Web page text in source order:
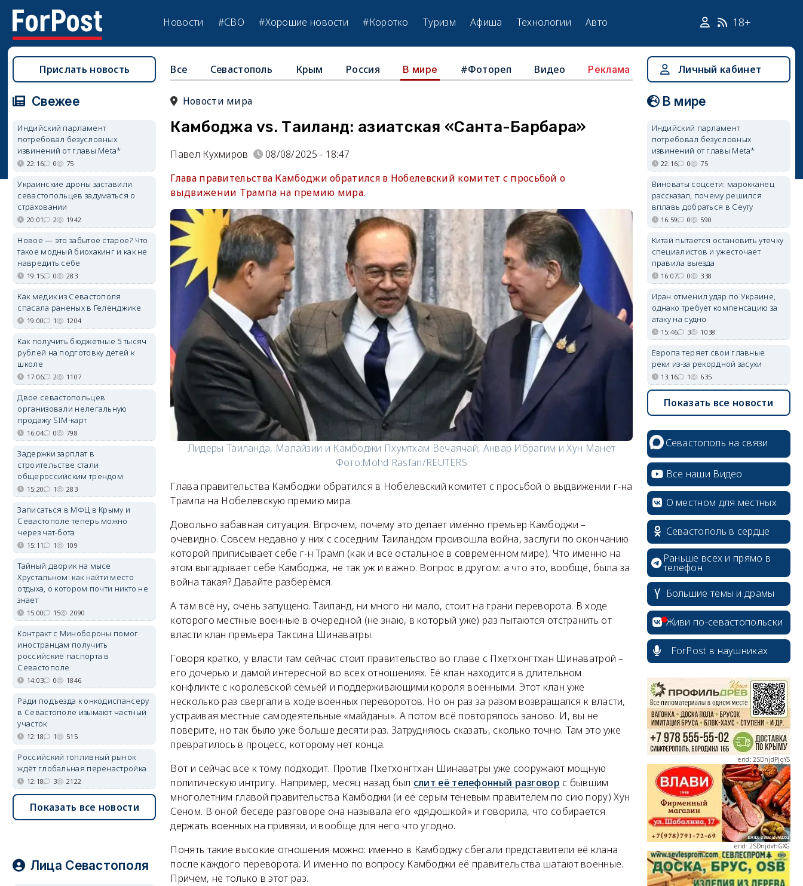
Новости #СВО #Хорошие новости #Коротко Туризм Афиша Технологии Авто 18+
Все Севастополь Крым Россия В мире #Фотореп Видео Реклама
Новости мира
Камбоджа vs. Таиланд: азиатская «Санта-Барбара»
Павел Кухмиров
08/08/2025 - 18:47
Глава правительства Камбоджи обратился в Нобелевский комитет с просьбой о
выдвижении Трампа на премию мира.
Лидеры Таиланда, Малайзии и Камбоджи Пхумтхам Вечаячай, Анвар Ибрагим и Хун Манет
Фото:Mohd Rasfan/REUTERS
Глава правительства Камбоджи обратился в Нобелевский комитет с просьбой о выдвижении г-на
Трампа на Нобелевскую премию мира.
Довольно забавная ситуация. Впрочем, почему это делает именно премьер Камбоджи –
очевидно. Совсем недавно у них с соседним Таиландом произошла война, заслуги по окончанию
которой приписывает себе г-н Трамп (как и всё остальное в современном мире). Что именно на
этом выгадывает себе Камбоджа, не так уж и важно. Вопрос в другом: а что это, вообще, была за
война такая? Давайте разберёмся.
А там всё ну, очень запущено. Таиланд, ни много ни мало, стоит на грани переворота. В ходе
которого местные военные в очередной (не знаю, в который уже) раз пытаются отстранить от
власти клан премьера Таксина Шинаватры.
Говоря кратко, у власти там сейчас стоит правительство во главе с Пхетхонгтхан Шинаватрой –
его дочерью и дамой интересной во всех отношениях. Её клан находится в длительном
конфликте с королевской семьёй и поддерживающими короля военными. Этот клан уже
несколько раз свергали в ходе военных переворотов. Но он раз за разом возвращался к власти,
устраивая местные самодеятельные «майданы». А потом всё повторялось заново. И, вы не
поверите, но так было уже больше десяти раз. Затрудняюсь сказать, сколько точно. Там это уже
превратилось в процесс, которому нет конца.
Вот и сейчас всё к тому подходит. Против Пхетхонгтхан Шинаватры уже сооружают мощную
политическую интригу. Например, месяц назад был слит её телефонный разговор с бывшим
многолетним главой правительства Камбоджи (и её серым теневым правителем по сию пору) Хун
Сеном. В оной беседе разговоре она называла его «дядюшкой» и говорила, что собирается
держать военных на привязи, и вообще для него что угодно.
Понять такие высокие отношения можно: именно в Камбоджу сбегали представители её клана
после каждого переворота. И именно по вопросу Камбоджи её правительства шатают военные.
Причём, не только в этот раз.
Прислать новость
Свежее
Индийский парламент
потребовал безусловных
извинений от главы Meta*
22:16 0 75
Украинские дроны заставили
севастопольцев задуматься о
страховании
20:01 2 1942
Новое — это забытое старое? Что
такое модный биохакинг и как не
навредить себе
19:15 0 283
Как медик из Севастополя
спасала раненых в Геленджике
19:00 1 1204
Как получить бюджетные 5 тысяч
рублей на подготовку детей к
школе
17:06 2 1107
Двое севастопольцев
организовали нелегальную
продажу SIM-карт
16:04 0 798
Задержки зарплат в
строительстве стали
общероссийским трендом
15:20 1 283
Записаться в МФЦ в Крыму и
Севастополе теперь можно
через чат-бота
15:11 1 109
Тайный дворик на мысе
Хрустальном: как найти место
отдыха, о котором почти никто не
знает
15:00 15 2090
Контракт с Минобороны помог
иностранцам получить
российские паспорта в
Севастополе
14:03 0 1846
Ради подъезда к онкодиспансеру
в Севастополе изымают частный
участок
12:18 1 515
Российский топливный рынок
ждёт глобальная перенастройка
12:18 3 2122
Показать все новости
Лица Севастополя
Личный кабинет
В мире
Индийский парламент
потребовал безусловных
извинений от главы Meta*
22:16 0 75
Виноваты соцсети: марокканец
рассказал, почему решился
вплавь добраться в Сеуту
16:59 0 590
Китай пытается остановить утечку
специалистов и ужесточает
правила выезда
16:07 0 338
Иран отменил удар по Украине,
однако требует компенсацию за
атаку на судно
15:46 3 1038
Европа теряет свои главные
реки из-за рекордной засухи
13:16 1 635
Показать все новости
Севастополь на связи
Все наши Видео
О местном для местных
Севастополь в сердце
Раньше всех и прямо в
телефон
Большие темы и драмы
Живи по-севастопольски
ForPost в наушниках
erid: 2SDnjdPjgYS
erid: 2SDnjdvhGXG